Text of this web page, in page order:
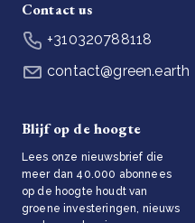
Contact us
+310320788118
contact@green.earth
Blijf op de hoogte
Lees onze nieuwsbrief die
meer dan 40.000 abonnees
op de hoogte houdt van
groene investeringen, nieuws